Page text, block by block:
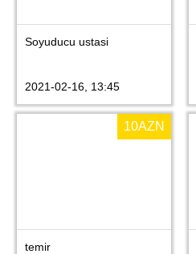
Soyuducu ustasi
2021-02-16, 13:45
10AZN
temir